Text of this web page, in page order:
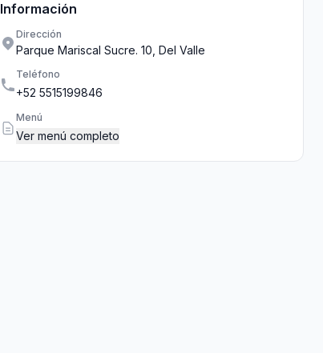
Información
Dirección
Parque Mariscal Sucre. 10, Del Valle
Teléfono
+52 5515199846
Menú
Ver menú completo